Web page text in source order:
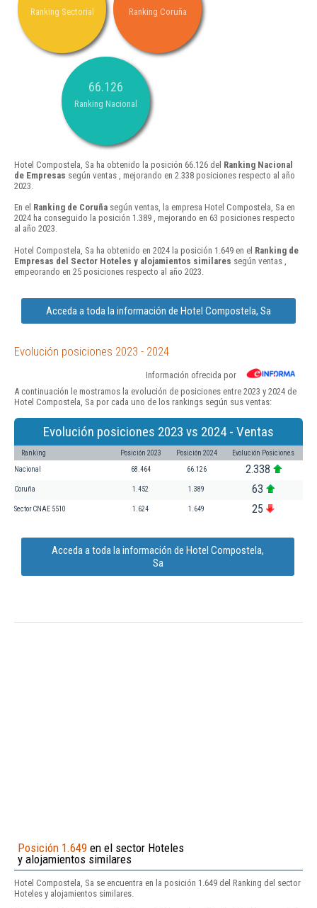
Ranking Sectorial Ranking Coruña
66.126
Ranking Nacional
Hotel Compostela, Sa ha obtenido la posición 66.126 del Ranking Nacional
de Empresas según ventas , mejorando en 2.338 posiciones respecto al año
2023.
En el Ranking de Coruña según ventas, la empresa Hotel Compostela, Sa en
2024 ha conseguido la posición 1.389 , mejorando en 63 posiciones respecto
al año 2023.
Hotel Compostela, Sa ha obtenido en 2024 la posición 1.649 en el Ranking de
Empresas del Sector Hoteles y alojamientos similares según ventas ,
empeorando en 25 posiciones respecto al año 2023.
Acceda a toda la información de Hotel Compostela, Sa
Evolución posiciones 2023 - 2024
Información ofrecida por
A continuación le mostramos la evolución de posiciones entre 2023 y 2024 de
Hotel Compostela, Sa por cada uno de los rankings según sus ventas:
Evolución posiciones 2023 vs 2024 - Ventas
Ranking Posición 2023 Posición 2024 Evolución Posiciones
Nacional 68.464 66.126 2.338
Coruña 1.452 1.389 63
Sector CNAE 5510 1.624 1.649 25
Acceda a toda la información de Hotel Compostela,
Sa
Posición 1.649 en el sector Hoteles
y alojamientos similares
Hotel Compostela, Sa se encuentra en la posición 1.649 del Ranking del sector
Hoteles y alojamientos similares.